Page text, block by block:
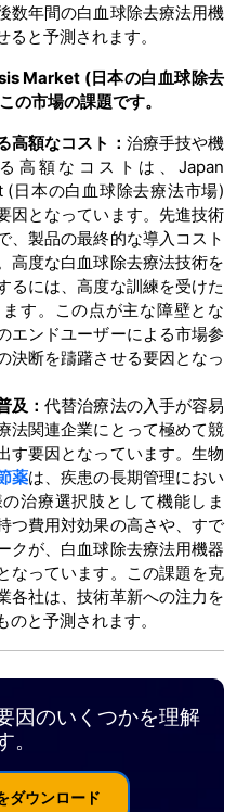
数年間の白血球除去療法用機
と予測されます。
Market (日本の白血球除去
の市場の課題です。
高額なコスト： 治療手技や機
高額なコストは、Japan
日本の白血球除去療法市場)
因となっています。先進技術
、製品の最終的な導入コスト
高度な白血球除去療法技術を
るには、高度な訓練を受けた
す。この点が主な障壁とな
エンドユーザーによる市場参
決断を躊躇させる要因となっ
及：代替治療法の入手が容易
法関連企業にとって極めて競
す要因となっています。生物
薬は、疾患の長期管理におい
治療選択肢として機能しま
つ費用対効果の高さや、すで
クが、白血球除去療法用機器
なっています。この課題を克
各社は、技術革新への注力を
と予測されます。
因のいくつかを理解
。
ダウンロード